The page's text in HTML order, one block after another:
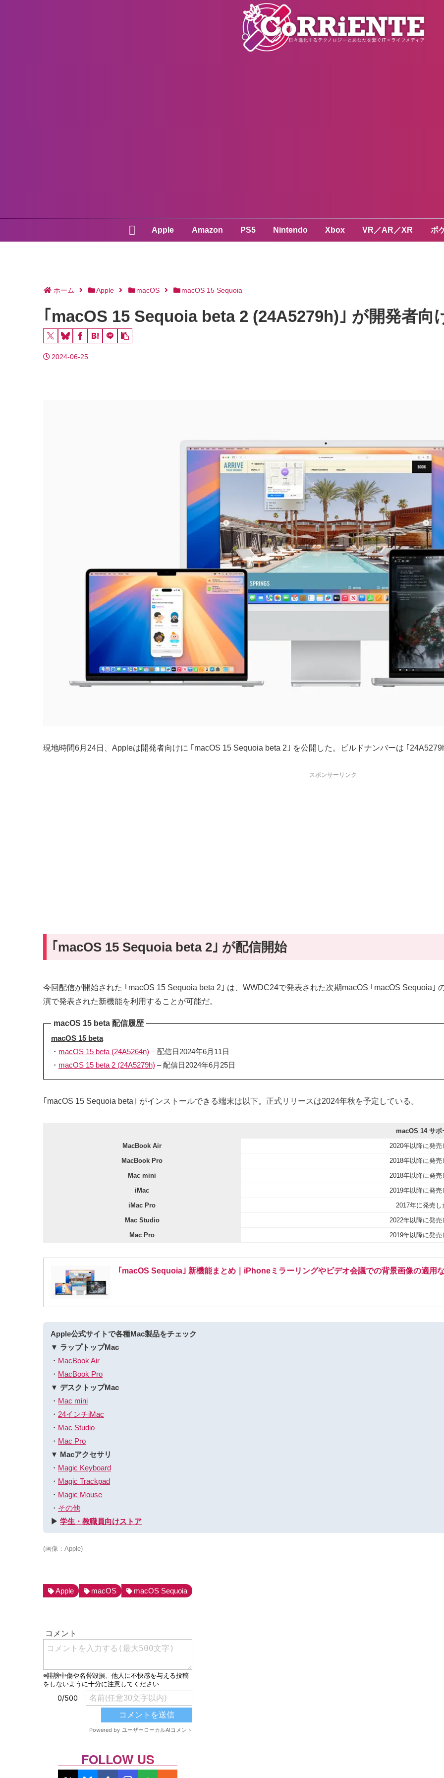
Apple Amazon PS5 Nintendo Xbox VR／AR／XR ポ
ホーム Apple macOS macOS 15 Sequoia
｢macOS 15 Sequoia beta 2 (24A5279h)｣ が開発者向
2024-06-25
現地時間6月24日、Appleは開発者向けに ｢macOS 15 Sequoia beta 2｣ を公開した。ビルドナンバーは ｢
スポンサーリンク
｢macOS 15 Sequoia beta 2｣ が配信開始
今回配信が開始された ｢macOS 15 Sequoia beta 2｣ は、WWDC24で発表された次期macOS ｢macOS Sequoia｣
演で発表された新機能を利用することが可能だ。
macOS 15 beta 配信履歴
macOS 15 beta
・ macOS 15 beta (24A5264n) – 配信日2024年6月11日
・ macOS 15 beta 2 (24A5279h) – 配信日2024年6月25日
｢macOS 15 Sequoia beta｣ がインストールできる端末は以下。正式リリースは2024年秋を予定している。
macOS 14 サポ
MacBook Air
2020年以降に発売
MacBook Pro
2018年以降に発売
Mac mini
2018年以降に発売
iMac
2019年以降に発売
iMac Pro
2017年に発売し
Mac Studio
2022年以降に発売
Mac Pro
2019年以降に発売
｢macOS Sequoia｣ 新機能まとめ｜iPhoneミラーリングやビデオ会議での背景画像の適用
Apple公式サイトで各種Mac製品をチェック
▼ ラップトップMac
・ MacBook Air
・ MacBook Pro
▼ デスクトップMac
・ Mac mini
・ 24インチiMac
・ Mac Studio
・ Mac Pro
▼ Macアクセサリ
・ Magic Keyboard
・ Magic Trackpad
・ Magic Mouse
・ その他
▶︎ 学生・教職員向けストア
(画像：Apple)
Apple macOS macOS Sequoia
FOLLOW US